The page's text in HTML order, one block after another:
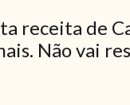
receita de
Não vai